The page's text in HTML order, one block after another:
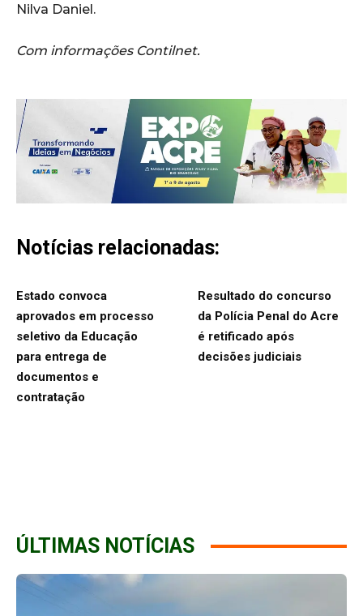
Nilva Daniel.
Com informações Contilnet.
Notícias relacionadas:
Estado convoca
aprovados em processo
seletivo da Educação
para entrega de
documentos e
contratação
Resultado do concurso
da Polícia Penal do Acre
é retificado após
decisões judiciais
ÚLTIMAS NOTÍCIAS